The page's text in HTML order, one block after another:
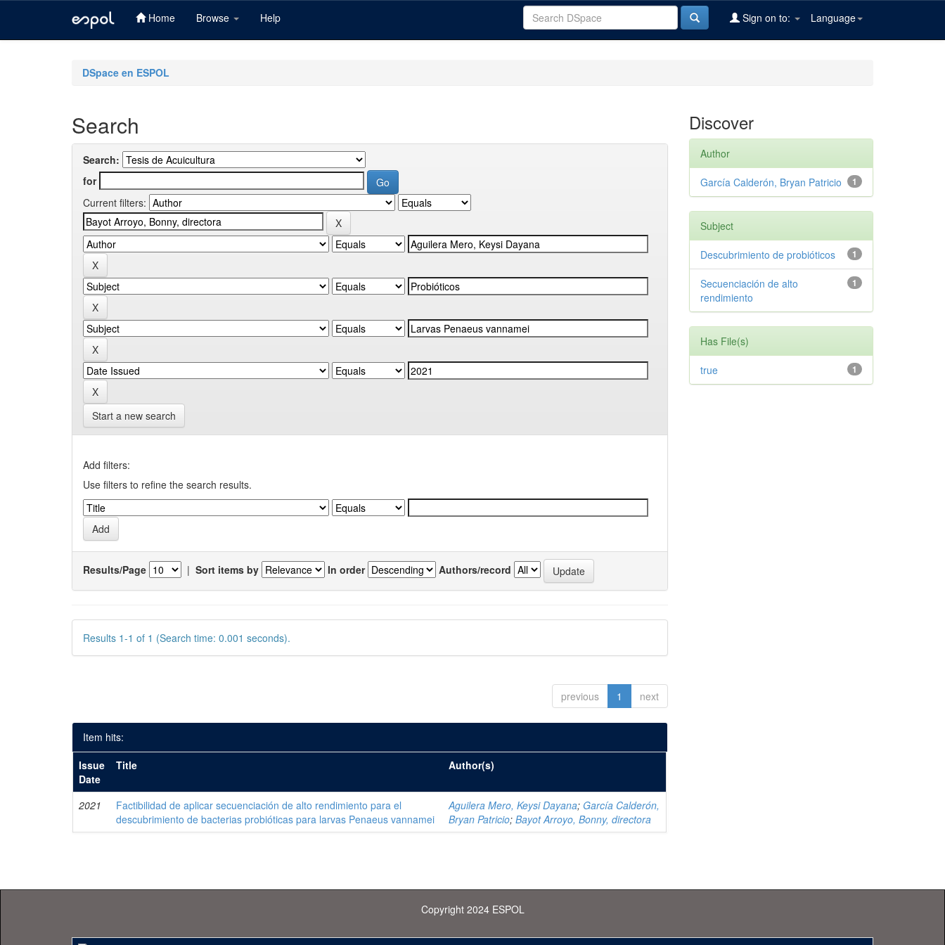
Home Browse Help Language
Sign on to:
DSpace en ESPOL
Search
Search:
for
Current filters:
Start a new search
Add filters:
Use filters to refine the search results.
Results/Page | Sort items by In order Authors/record
Results 1-1 of 1 (Search time: 0.001 seconds).
previous 1 next
Item hits:
Issue
Date
Title Author(s)
2021
Factibilidad de aplicar secuenciación de alto rendimiento para el
descubrimiento de bacterias probióticas para larvas Penaeus vannamei
Aguilera Mero, Keysi Dayana; García Calderón,
Bryan Patricio;Bayot Arroyo, Bonny, directora
Discover
Author
1
García Calderón, Bryan Patricio
Subject
1
Descubrimiento de probióticos
1
Secuenciación de alto
rendimiento
Has File(s)
1
true
Copyright 2024 ESPOL